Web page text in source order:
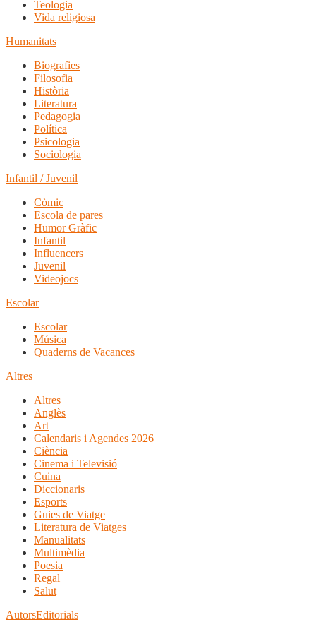
Teologia
Vida religiosa
Humanitats
Biografies
Filosofia
Història
Literatura
Pedagogia
Política
Psicologia
Sociologia
Infantil / Juvenil
Còmic
Escola de pares
Humor Gràfic
Infantil
Influencers
Juvenil
Videojocs
Escolar
Escolar
Música
Quaderns de Vacances
Altres
Altres
Anglès
Art
Calendaris i Agendes 2026
Ciència
Cinema i Televisió
Cuina
Diccionaris
Esports
Guies de Viatge
Literatura de Viatges
Manualitats
Multimèdia
Poesia
Regal
Salut
AutorsEditorials